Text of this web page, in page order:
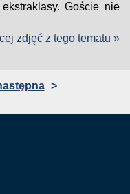
Goście nie
zdjęć z tego tematu »
>